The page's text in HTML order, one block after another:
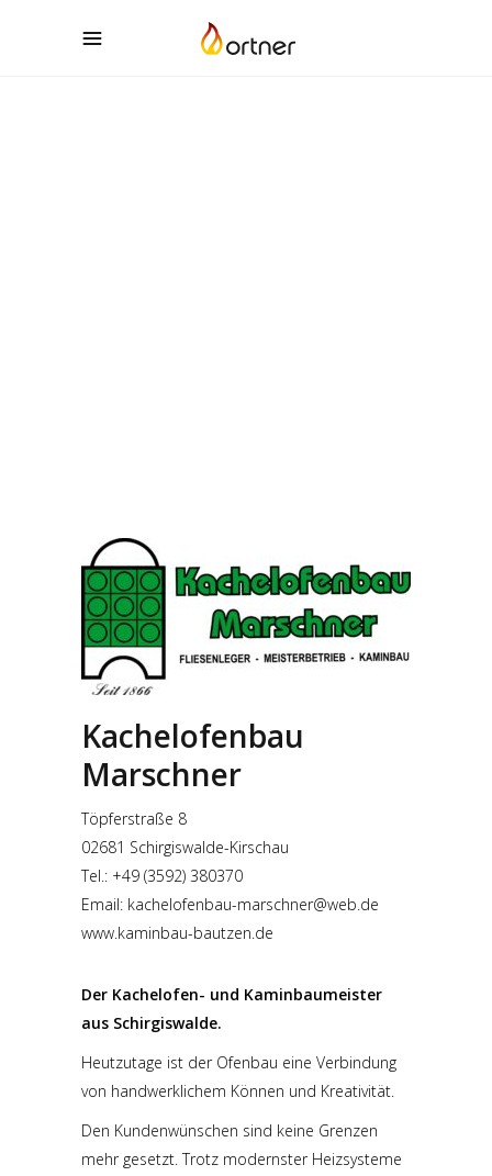
Kachelofenbau
Marschner
Töpferstraße 8
02681 Schirgiswalde-Kirschau
Tel.: +49 (3592) 380370
Email: kachelofenbau-marschner@web.de
www.kaminbau-bautzen.de
Der Kachelofen- und Kaminbaumeister
aus Schirgiswalde.
Heutzutage ist der Ofenbau eine Verbindung
von handwerklichem Können und Kreativität.
Den Kundenwünschen sind keine Grenzen
mehr gesetzt. Trotz modernster Heizsysteme